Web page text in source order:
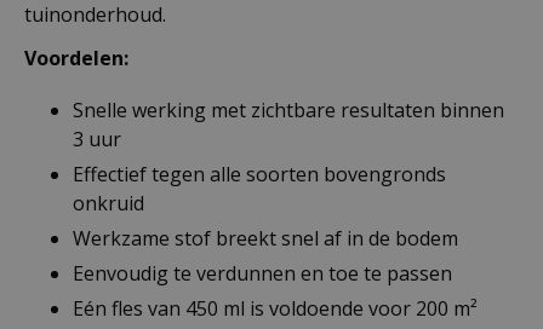
tuinonderhoud.
Voordelen:
Snelle werking met zichtbare resultaten binnen
3 uur
Effectief tegen alle soorten bovengronds
onkruid
Werkzame stof breekt snel af in de bodem
Eenvoudig te verdunnen en toe te passen
Eén fles van 450 ml is voldoende voor 200 m²